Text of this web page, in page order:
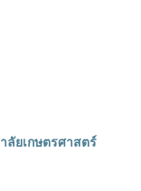
ลัยเกษตรศาสตร์